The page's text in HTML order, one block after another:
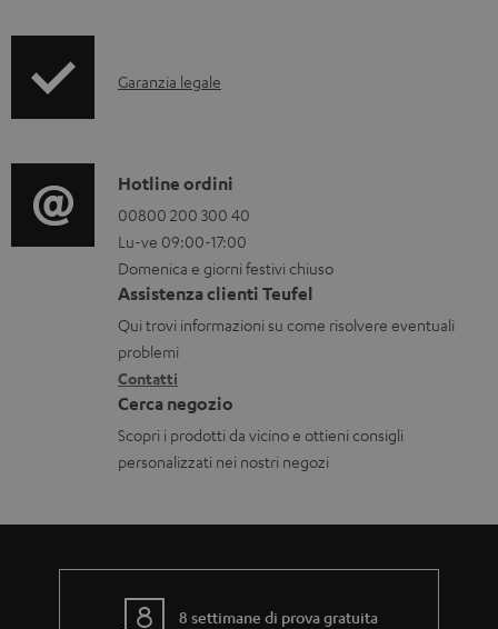
m
t
i
s
c
a
r
i
c
a
i
I
o
r
m
a
z
i
o
n
i
a
Garanzia legale
C
o
n
t
a
t
t
i
Hotline ordini
00800 200 300 40
Lu-ve 09:00-17:00
Domenica e giorni festivi chiuso
Assistenza clienti Teufel
Qui trovi informazioni su come risolvere eventuali
problemi
Contatti
Cerca negozio
Scopri i prodotti da vicino e ottieni consigli
personalizzati nei nostri negozi
8 settimane di prova gratuita